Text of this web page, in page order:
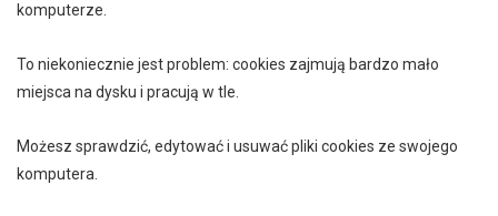
komputerze.
To niekoniecznie jest problem: cookies zajmują bardzo mało
miejsca na dysku i pracują w tle.
Możesz sprawdzić, edytować i usuwać pliki cookies ze swojego
komputera.